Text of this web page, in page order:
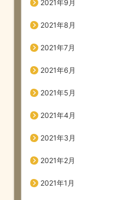
2021年9月
2021年8月
2021年7月
2021年6月
2021年5月
2021年4月
2021年3月
2021年2月
2021年1月